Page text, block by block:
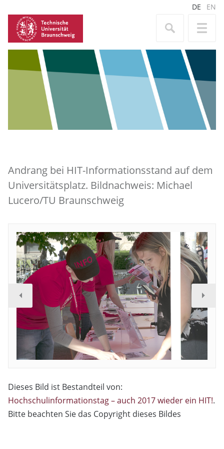
DE EN
Andrang bei HIT-Informationsstand auf dem
Universitätsplatz. Bildnachweis: Michael
Lucero/TU Braunschweig
Dieses Bild ist Bestandteil von:
Hochschulinformationstag – auch 2017 wieder ein HIT!.
Bitte beachten Sie das Copyright dieses Bildes